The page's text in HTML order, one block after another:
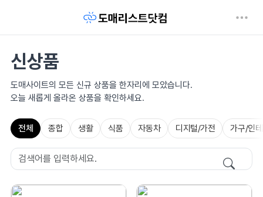
신상품
도매사이트의 모든 신규 상품을 한자리에 모았습니다.
오늘 새롭게 올라온 상품을 확인하세요.
전체 종합 생활 식품 자동차 디지털/가전 가구/인